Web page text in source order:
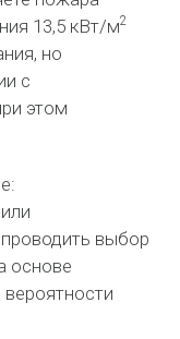
13,5 кВт/м2
но
с
этом
выбор
основе